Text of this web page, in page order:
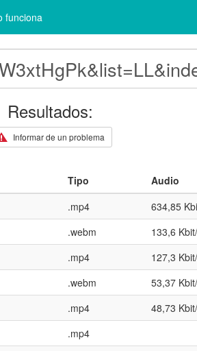
funciona
Resultados:
Informar de un problema
Tipo
Audio
.mp4 634,85
.webm
133,6
.mp4
127,3
.webm
53,37
.mp4
48,73
.mp4